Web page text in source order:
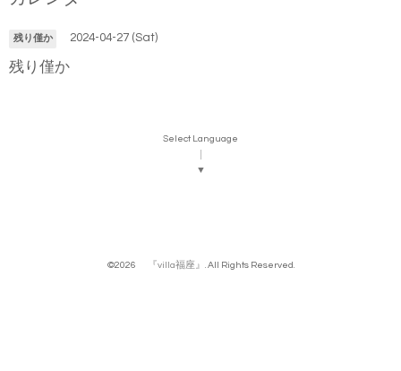
残り僅か 2024-04-27 (Sat)
残り僅か
Select Language
▼
©2026 『villa福座』 . All Rights Reserved.